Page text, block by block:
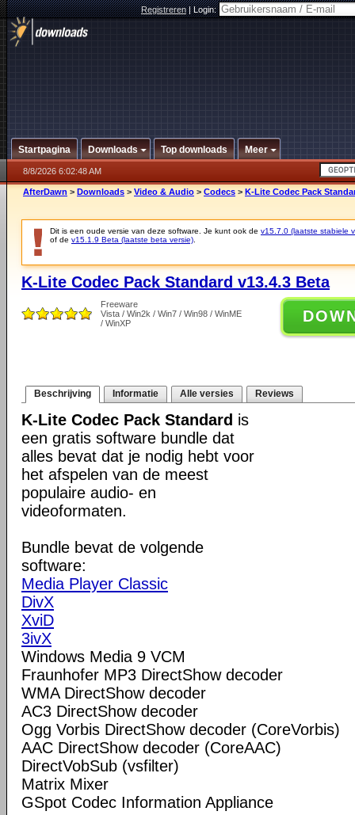
Registreren|Login:
Startpagina Downloads Top downloads Meer
8/8/2026 6:02:48 AM
AfterDawn > Downloads > Video & Audio > Codecs > K-Lite Codec Pack
Dit is een oude versie van deze software. Je kunt ook de v15.7.0 (laatste stabiele
of de v15.1.9 Beta (laatste beta versie)
K-Lite Codec Pack Standard v13.4.3 Beta
Freeware
Vista / Win2k / Win7 / Win98 / WinME
/ WinXP
Beschrijving Informatie Alle versies Reviews
K-Lite Codec Pack Standard is
een gratis software bundle dat
alles bevat dat je nodig hebt voor
het afspelen van de meest
populaire audio- en
videoformaten.
Bundle bevat de volgende
software:
Media Player Classic
DivX
XviD
3ivX
Windows Media 9 VCM
Fraunhofer MP3 DirectShow decoder
WMA DirectShow decoder
AC3 DirectShow decoder
Ogg Vorbis DirectShow decoder (CoreVorbis)
AAC DirectShow decoder (CoreAAC)
DirectVobSub (vsfilter)
Matrix Mixer
GSpot Codec Information Appliance